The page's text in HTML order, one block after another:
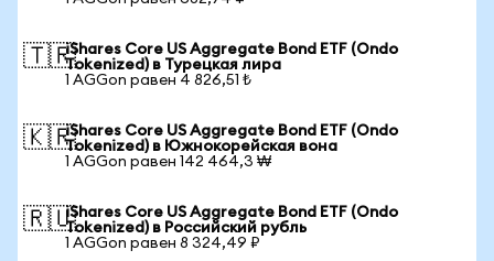
🇹🇷iShares Core US Aggregate Bond ETF (Ondo
Tokenized) в Турецкая лира
1 AGGon равен 4 826,51 ₺
🇰🇷iShares Core US Aggregate Bond ETF (Ondo
Tokenized) в Южнокорейская вона
1 AGGon равен 142 464,3 ₩
🇷🇺iShares Core US Aggregate Bond ETF (Ondo
Tokenized) в Российский рубль
1 AGGon равен 8 324,49 ₽